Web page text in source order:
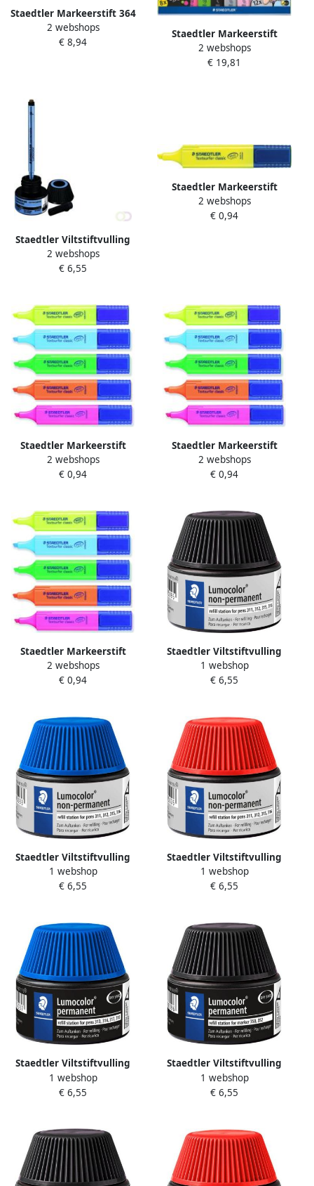
Staedtler Markeerstift 364
Textsurfer vintage en
pastel set Ã 10 stuks
2 webshops
€ 8,94
Staedtler Markeerstift
Textsurfer Classic vintage
&amp pastel kleuren etui
2 webshops
€ 19,81
Staedtler Viltstiftvulling
Lumocolor 305 non
permanent correctable
2 webshops
€ 6,55
Staedtler Markeerstift
Textsurfer Classic geel
2 webshops
€ 0,94
Staedtler Markeerstift
Textsurfer Classic groen
2 webshops
€ 0,94
Staedtler Markeerstift
Textsurfer Classic roze
2 webshops
€ 0,94
Staedtler Markeerstift
Textsurfer Classic blauw
2 webshops
€ 0,94
Staedtler Viltstiftvulling
Lumocolor non-permanent
15ml zwart
1 webshop
€ 6,55
Staedtler Viltstiftvulling
Lumocolor non-permanent
15ml blauw
1 webshop
€ 6,55
Staedtler Viltstiftvulling
Lumocolor non-permanent
15ml rood
1 webshop
€ 6,55
Staedtler Viltstiftvulling
Lumocolor permanent 15ml
blauw
1 webshop
€ 6,55
Staedtler Viltstiftvulling
Lumocolor permanent 30ml
zwart
1 webshop
€ 6,55